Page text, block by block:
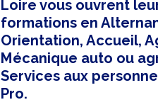
Loire vous ouvrent
formations en
Orientation, Accueil,
Mécanique auto ou
Services aux
Pro.